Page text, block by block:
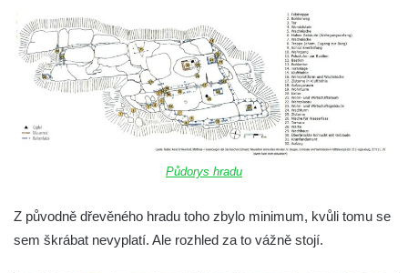
Půdorys hradu
Z původně dřevěného hradu toho zbylo minimum, kvůli tomu se
sem škrábat nevyplatí. Ale rozhled za to vážně stojí.